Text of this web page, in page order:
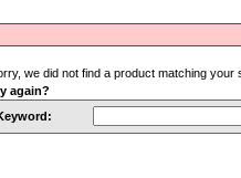
we did not find a product matching your
again?